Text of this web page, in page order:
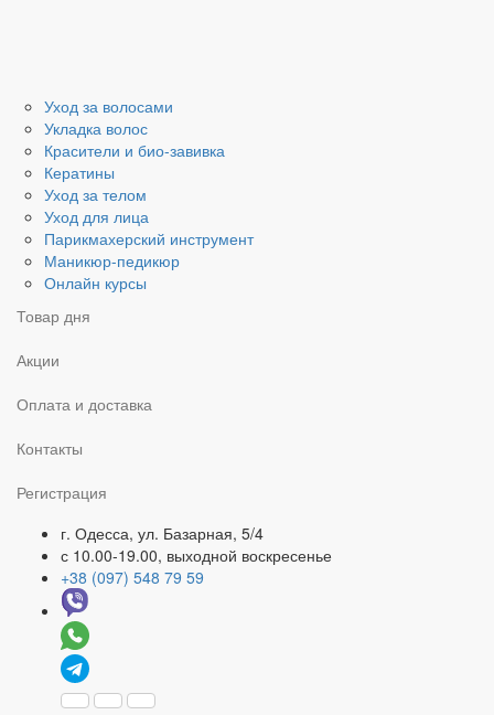
Уход за волосами
Укладка волос
Красители и био-завивка
Кератины
Уход за телом
Уход для лица
Парикмахерский инструмент
Маникюр-педикюр
Онлайн курсы
Товар дня
Акции
Оплата и доставка
Контакты
Регистрация
г. Одесса, ул. Базарная, 5/4
с 10.00-19.00, выходной воскресенье
+38 (097) 548 79 59